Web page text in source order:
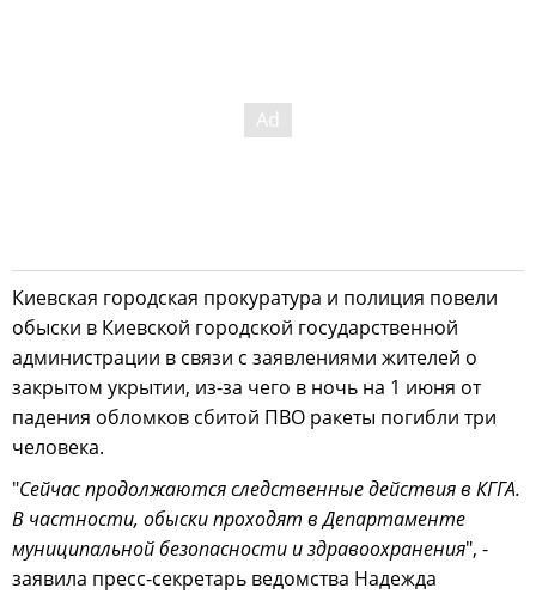
Киевская городская прокуратура и полиция повели
обыски в Киевской городской государственной
администрации в связи с заявлениями жителей о
закрытом укрытии, из-за чего в ночь на 1 июня от
падения обломков сбитой ПВО ракеты погибли три
человека.
"Сейчас продолжаются следственные действия в КГГА.
В частности, обыски проходят в Департаменте
муниципальной безопасности и здравоохранения", -
заявила пресс-секретарь ведомства Надежда